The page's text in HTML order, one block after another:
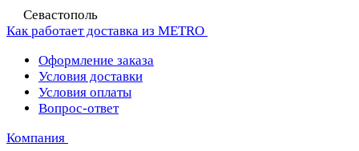
Севастополь
Как работает доставка из METRO
Оформление заказа
Условия доставки
Условия оплаты
Вопрос-ответ
Компания